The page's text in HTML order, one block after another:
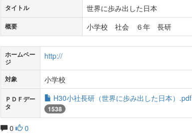
タイトル 世界に歩み出した日本
概要 小学校 社会 ６年 長研
ホームペー
ジ
http://
対象 小学校
ＰＤＦデー
タ
H30小社長研（世界に歩み出した日本）.pdf
1538
0 0